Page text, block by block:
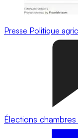
Presse Politique
Élections